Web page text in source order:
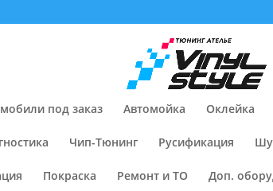
под заказ Автомойка Оклейка
Чип-Тюнинг Русификация
Покраска Ремонт и ТО Доп.